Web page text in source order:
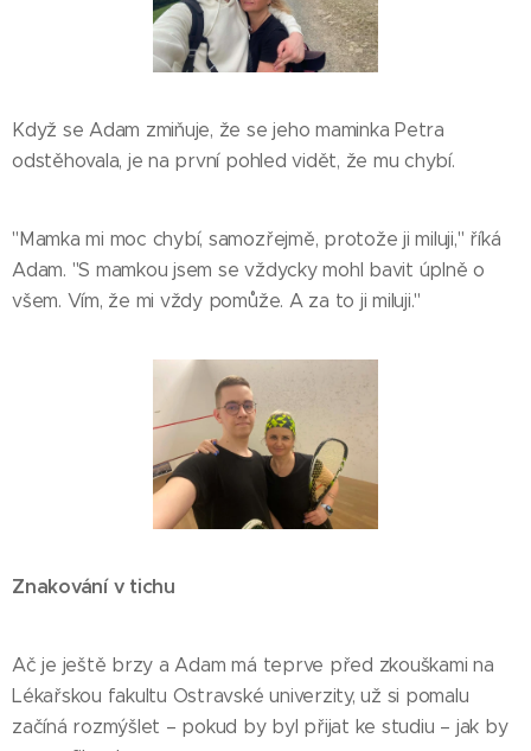
Když se Adam zmiňuje, že se jeho maminka Petra
odstěhovala, je na první pohled vidět, že mu chybí.
"Mamka mi moc chybí, samozřejmě, protože ji miluji," říká
Adam. "S mamkou jsem se vždycky mohl bavit úplně o
všem. Vím, že mi vždy pomůže. A za to ji miluji."
Znakování v tichu
Ač je ještě brzy a Adam má teprve před zkouškami na
Lékařskou fakultu Ostravské univerzity, už si pomalu
začíná rozmýšlet – pokud by byl přijat ke studiu – jak by